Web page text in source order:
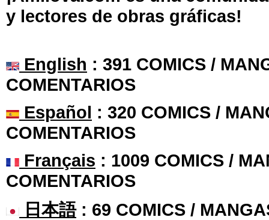
y lectores de obras gráficas!
English : 391 COMICS /
COMENTARIOS
Español : 320 COMICS /
COMENTARIOS
Français : 1009 COMICS /
COMENTARIOS
日本語: 69 COMICS /